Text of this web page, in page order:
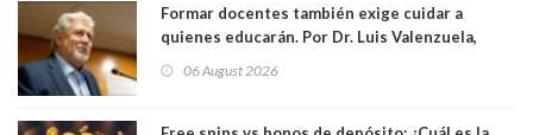
Formar docentes también exige cuidar a
quienes educarán. Por Dr. Luis Valenzuela,
Académicos U. Católica Silva Henríquez
06 August 2026